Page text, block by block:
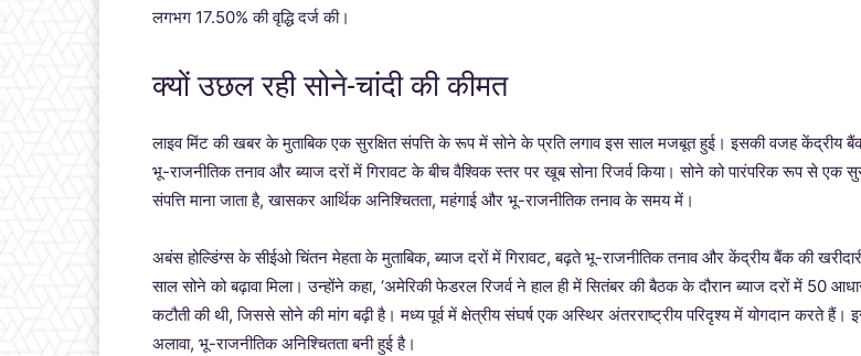
लगभग 17.50% की वृद्धि दर्ज की।
क्यों उछल रही सोने-चांदी की कीमत
लाइव मिंट की खबर के मुताबिक एक सुरक्षित संपत्ति के रूप में सोने के प्रति लगाव इस साल मजबूत हुई। इसकी वजह केंद्रीय
भू-राजनीतिक तनाव और ब्याज दरों में गिरावट के बीच वैश्विक स्तर पर खूब सोना रिजर्व किया। सोने को पारंपरिक रूप से एक
संपत्ति माना जाता है, खासकर आर्थिक अनिश्चितता, महंगाई और भू-राजनीतिक तनाव के समय में।
अबंस होल्डिंग्स के सीईओ चिंतन मेहता के मुताबिक, ब्याज दरों में गिरावट, बढ़ते भू-राजनीतिक तनाव और केंद्रीय बैंक की
साल सोने को बढ़ावा मिला। उन्होंने कहा, ‘अमेरिकी फेडरल रिजर्व ने हाल ही में सितंबर की बैठक के दौरान ब्याज दरों में 50
कटौती की थी, जिससे सोने की मांग बढ़ी है। मध्य पूर्व में क्षेत्रीय संघर्ष एक अस्थिर अंतरराष्ट्रीय परिदृश्य में योगदान करते हैं।
अलावा, भू-राजनीतिक अनिश्चितता बनी हुई है।